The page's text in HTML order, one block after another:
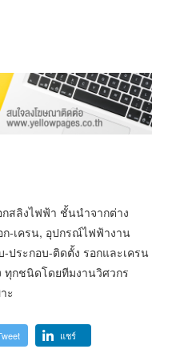
สลิงไฟฟ้า ชั้นนำจากต่าง
-เครน, อุปกรณ์ไฟฟ้างาน
ประกอบ-ติดตั้ง รอกและเครน
ทุกชนิดโดยทีมงานวิศวกร
ะ
แชร์